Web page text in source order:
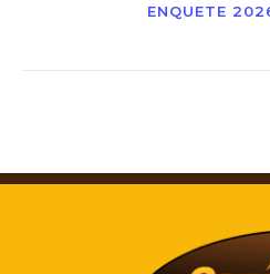
ENQUETE